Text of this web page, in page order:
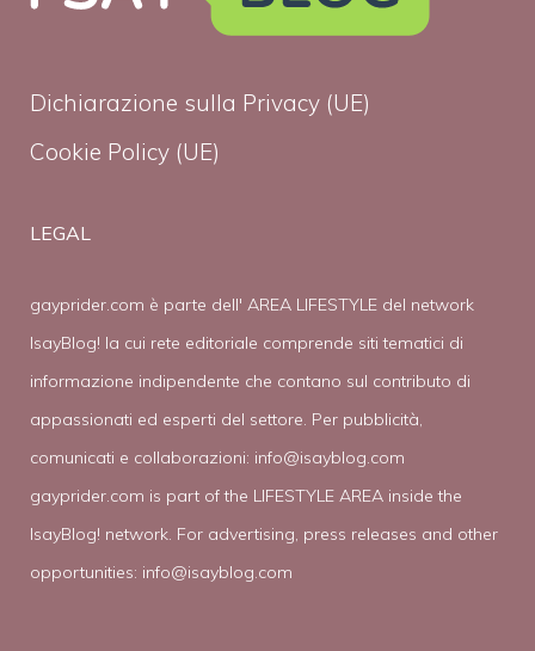
Dichiarazione sulla Privacy (UE)
Cookie Policy (UE)
LEGAL
gayprider.com è parte dell' AREA LIFESTYLE del network
IsayBlog! la cui rete editoriale comprende siti tematici di
informazione indipendente che contano sul contributo di
appassionati ed esperti del settore. Per pubblicità,
comunicati e collaborazioni: info@isayblog.com
gayprider.com is part of the LIFESTYLE AREA inside the
IsayBlog! network. For advertising, press releases and other
opportunities: info@isayblog.com